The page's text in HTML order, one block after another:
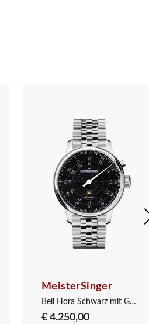
MeisterSinger
Bell Hora Schwarz mit Gold
€ 4.250,00